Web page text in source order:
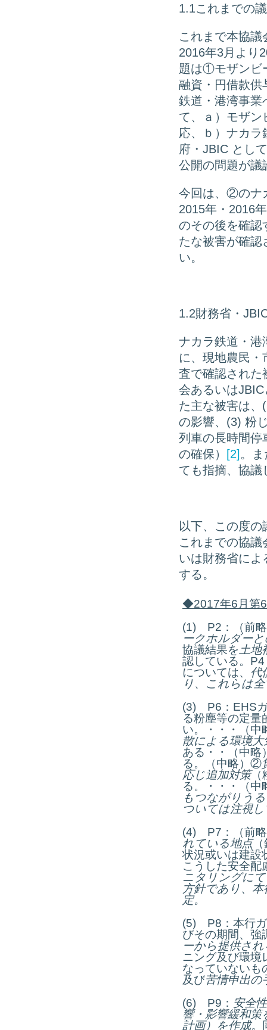
1.1これまでの
これまで本協
2016年3月より
題は①モザンビ
融資・円借款
鉄道・港湾事業
て、ａ）モザン
応、ｂ）ナカラ
府・JBIC とし
公開の問題が議
今回は、②のナ
2015年・2016
のその後を確認
たな被害が確認
い。
1.2財務省・
ナカラ鉄道・港
に、現地農民
査で確認された
会あるいは
た主な被害は
の影響、(3) 粉
列車の長時間停
の確保）
[2] 。
ても指摘、協議
以下、この度
これまでの協
いは財務省によ
する。
◆2017年6 月第
(1) P2：（前
ークホルダー
協議結果を 土地
認している。
については、 代
り、これらは
(3) P6：EHSガ
る粉塵等の定量
い。・・・（中
散による環境
ある・・（中
る。（中略）②
応じ追加対策（
る。・・・（中
もつながりう
ついては注視
(4) P7：（前略
れている地点（
状況或いは建設
こうした安全配
ニタリングに
方針であり、 本
定。
(5) P8：本行ガ
びその期間、強
ーから提供さ
ニング及び環
なっていないも
及び苦情申出の
(6) P9： 安全
響・影響緩和
計画）を作成。